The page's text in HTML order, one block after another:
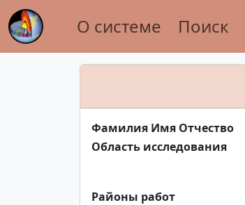
О системе Поиск
Фамилия Имя Отчество
Область исследования
Районы работ